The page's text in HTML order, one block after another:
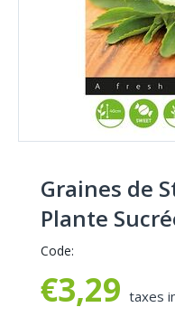
Graines de
Plante
Code:
€3,29 taxes